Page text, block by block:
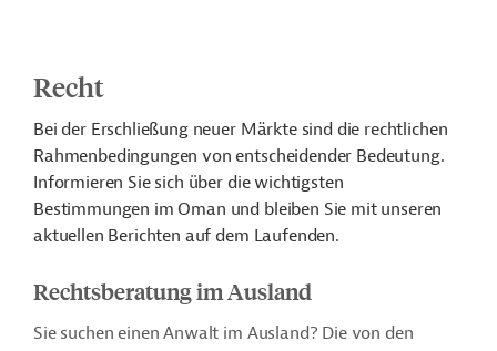
Recht
Bei der Erschließung neuer Märkte sind die rechtlichen
Rahmenbedingungen von entscheidender Bedeutung.
Informieren Sie sich über die wichtigsten
Bestimmungen im Oman und bleiben Sie mit unseren
aktuellen Berichten auf dem Laufenden.
Rechtsberatung im Ausland
Sie suchen einen Anwalt im Ausland? Die von den